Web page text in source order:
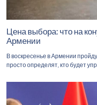
Цена выбора: что на
Армении
В воскресенье в Армении
просто определят, кто будет